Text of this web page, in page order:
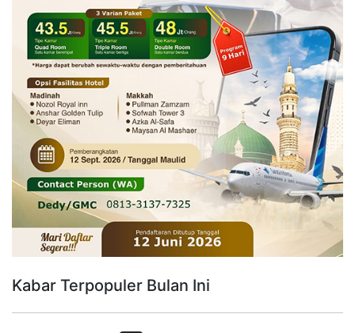
Kabar Terpopuler Bulan Ini